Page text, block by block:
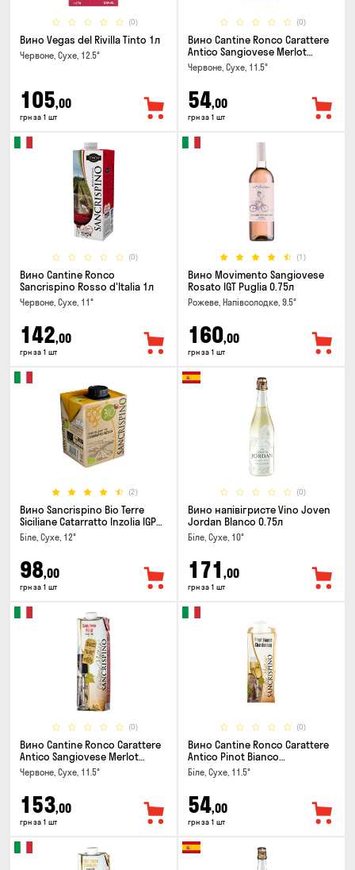
(0)
Вино Vegas del Rivilla Tinto 1л
Червоне, Сухе, 12.5°
105,00
грн за 1 шт
(0)
Вино Cantine Ronco Carattere
Antico Sangiovese Merlot
Rubicone IGT 0.25л
Червоне, Сухе, 11.5°
54,00
грн за 1 шт
(0)
Вино Cantine Ronco
Sancrispino Rosso d'Italia 1л
Червоне, Сухе, 11°
142,00
грн за 1 шт
(1)
Вино Movimento Sangiovese
Rosato IGT Puglia 0.75л
Рожеве, Напівсолодке, 9.5°
160,00
грн за 1 шт
(2)
Вино Sancrispino Bio Terre
Siciliane Catarratto Inzolia IGP
0.5л
Біле, Сухе, 12°
98,00
грн за 1 шт
(0)
Вино напівігристе Vino Joven
Jordan Blanco 0.75л
Біле, Сухе, 10°
171 ,00
грн за 1 шт
(0)
Вино Cantine Ronco Carattere
Antico Sangiovese Merlot
Rubicone IGT 1л
Червоне, Сухе, 11.5°
153,00
грн за 1 шт
(0)
Вино Cantine Ronco Carattere
Antico Pinot Bianco
Chardonnay Rubicone IGT 0.25л
Біле, Сухе, 11.5°
54,00
грн за 1 шт